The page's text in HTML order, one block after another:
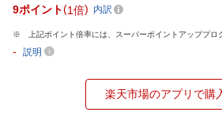
9ポイント 1倍 内訳
上記ポイント倍率には、スーパーポイントアッププロ
- 説明
楽天市場のアプリで購